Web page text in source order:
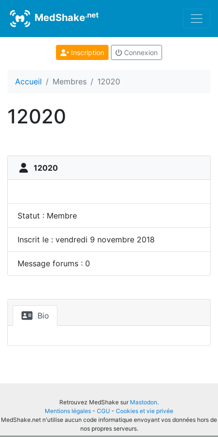
MedShake.net
Inscription Connexion
Accueil Membres 12020
12020
12020
Statut : Membre
Inscrit le : vendredi 9 novembre 2018
Message forums : 0
Bio
Retrouvez MedShake sur Mastodon.
Mentions légales - CGU - Cookies et vie privée
MedShake.net n'utilise aucun code informatique envoyant vos données hors de
nos propres serveurs.